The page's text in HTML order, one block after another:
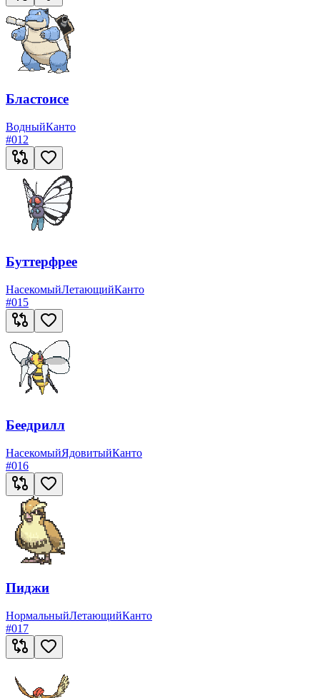
Бластоисе
ВодныйКанто
#012
Буттерфрее
НасекомыйЛетающийКанто
#015
Беедрилл
НасекомыйЯдовитыйКанто
#016
Пиджи
НормальныйЛетающийКанто
#017